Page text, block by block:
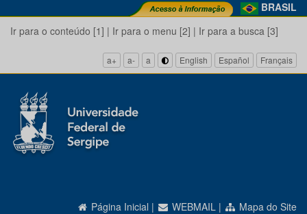
BRASIL
Ir para o conteúdo [1] | Ir para o menu [2] | Ir para a busca [3]
a+ a- a English Español Français
Página Inicial | WEBMAIL | Mapa do Site